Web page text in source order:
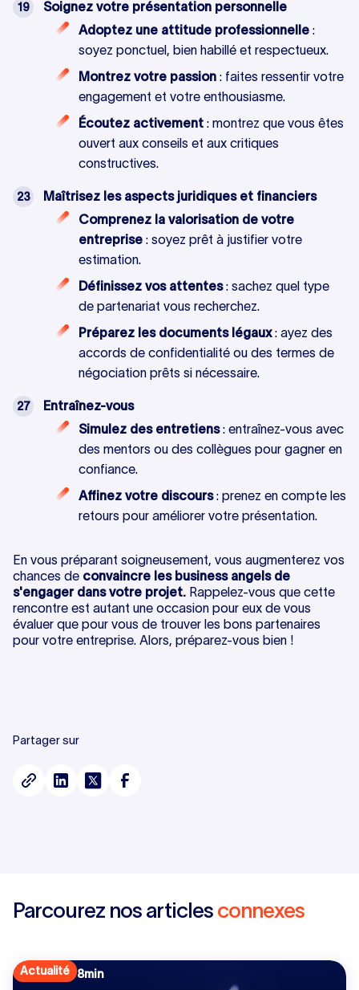
Soignez votre présentation personnelle
Adoptez une attitude professionnelle :
soyez ponctuel, bien habillé et respectueux.
Montrez votre passion : faites ressentir votre
engagement et votre enthousiasme.
Écoutez activement : montrez que vous êtes
ouvert aux conseils et aux critiques
constructives.
Maîtrisez les aspects juridiques et financiers
Comprenez la valorisation de votre
entreprise : soyez prêt à justifier votre
estimation.
Définissez vos attentes: sachez quel type
de partenariat vous recherchez.
Préparez les documents légaux: ayez des
accords de confidentialité ou des termes de
négociation prêts si nécessaire.
Entraînez-vous
Simulez des entretiens: entraînez-vous avec
des mentors ou des collègues pour gagner en
confiance.
Affinez votre discours: prenez en compte les
retours pour améliorer votre présentation.
En vous préparant soigneusement, vous augmenterez vos
chances de convaincre les business angels de
s'engager dans votre projet. Rappelez-vous que cette
rencontre est autant une occasion pour eux de vous
évaluer que pour vous de trouver les bons partenaires
pour votre entreprise. Alors, préparez-vous bien !
Partager sur
Parcourez nos articles connexes
Actualité 8min